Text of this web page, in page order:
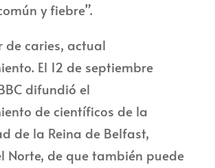
y fiebre”.
de caries, actual
El 12 de septiembre
difundió el
de científicos de la
de la Reina de Belfast,
Norte, de que también puede